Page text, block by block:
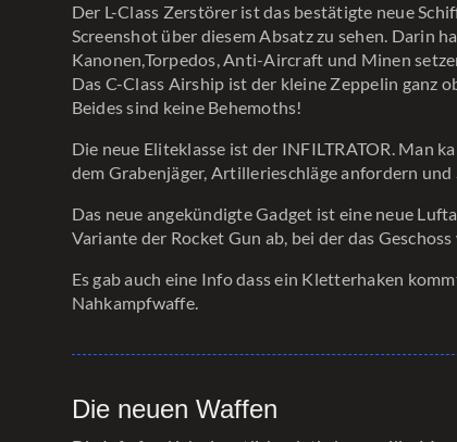
Der L-Class Zerstörer ist das bestätigte neue
Screenshot über diesem Absatz zu sehen. Darin
Kanonen,Torpedos, Anti-Aircraft und Minen
Das C-Class Airship ist der kleine Zeppelin ganz
Beides sind keine Behemoths!
Die neue Eliteklasse ist der INFILTRATOR. Man
dem Grabenjäger, Artillerieschläge anfordern und
Das neue angekündigte Gadget ist eine neue
Variante der Rocket Gun ab, bei der das
Es gab auch eine Info dass ein Kletterhaken
Nahkampfwaffe.
Die neuen Waffen